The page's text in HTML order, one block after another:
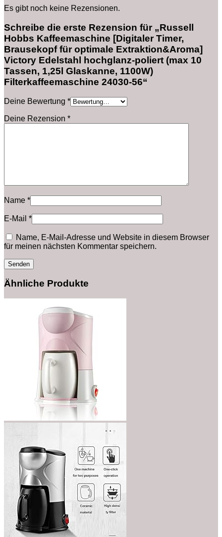
Es gibt noch keine Rezensionen.
Schreibe die erste Rezension für „Russell
Hobbs Kaffeemaschine [Digitaler Timer,
Brausekopf für optimale Extraktion&Aroma]
Victory Edelstahl hochglanz-poliert (max 10
Tassen, 1,25l Glaskanne, 1100W)
Filterkaffeemaschine 24030-56“
Deine Bewertung *
Deine Rezension *
Name *
E-Mail *
Name, E-Mail-Adresse und Website in diesem Browser
für meinen nächsten Kommentar speichern.
Ähnliche Produkte